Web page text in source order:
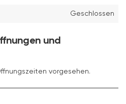
Geschlossen
und
vorgesehen.